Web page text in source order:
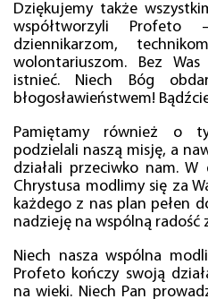
Dziękujemy także
współtworzyli Profeto
dziennikarzom,
wolontariuszom. Bez
istnieć. Niech Bóg
błogosławieństwem!
Pamiętamy również o
podzielali naszą misję, a
działali przeciwko nam. W
Chrystusa modlimy się za
każdego z nas plan pełen
nadzieję na wspólną radość
Niech nasza wspólna
Profeto kończy swoją
na wieki. Niech Pan